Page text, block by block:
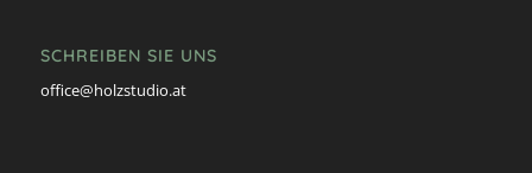
SCHREIBEN SIE UNS
office@holzstudio.at